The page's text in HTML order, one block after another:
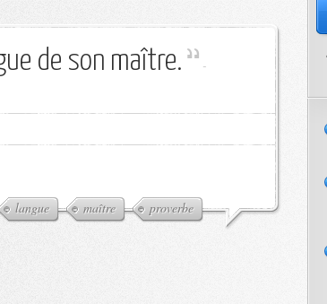
de son maître.
-
langue maître proverbe